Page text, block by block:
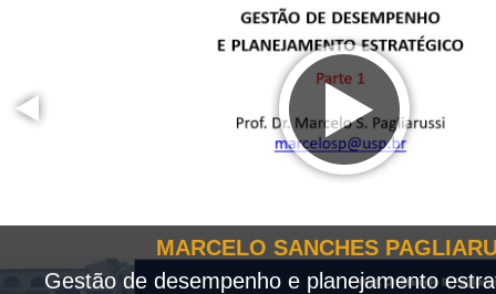
MARCELO SANCHES
Gestão de desempenho e planejamento